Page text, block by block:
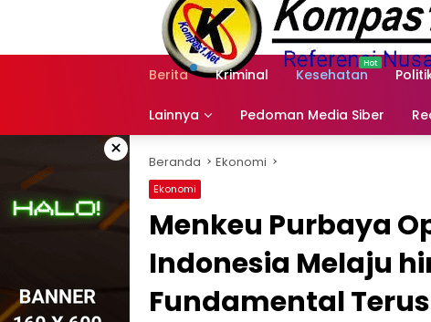
Berita Kriminal Kesehatan
Lainnya Pedoman Media Siber
× Beranda Ekonomi
Ekonomi
Menkeu Purbaya
Indonesia Melaju
Fundamental